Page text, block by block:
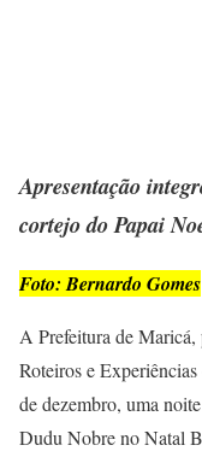
Apresentação
cortejo do Papai
Foto: Bernardo Gomes
A Prefeitura de
Roteiros e
de dezembro, uma
Dudu Nobre no Natal